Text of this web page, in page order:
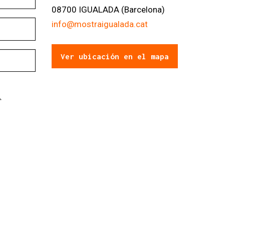
08700 IGUALADA (Barcelona)
info@mostraigualada.cat
Ver ubicación en el mapa